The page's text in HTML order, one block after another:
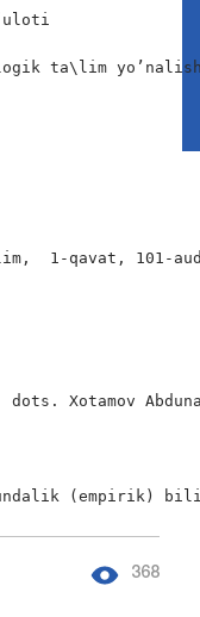
ta\lim
1-qavat, 101-
dots. Xotamov
(empirik)
368